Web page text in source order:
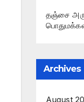
தஞ்சை
Archives
August